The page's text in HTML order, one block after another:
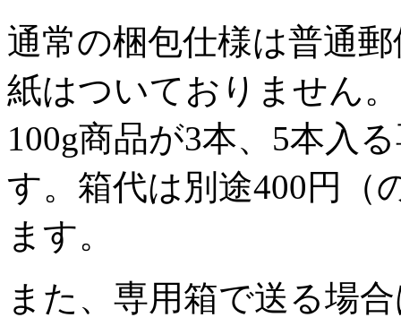
通常の梱包仕様は普通
紙はついておりません
100g商品が3本、5本入
す。 箱代は別途400円（
ます。
また、専用箱で送る場